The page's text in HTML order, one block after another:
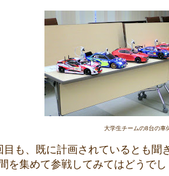
大学生チームの8台の車
も、既に計画されているとも聞
を集めて参戦してみてはどうで